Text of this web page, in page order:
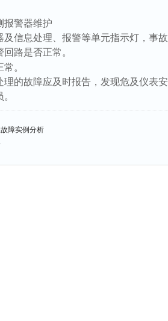
报警器维护
信息处理、报警等单元指示灯，事故
路是否正常。
。
的故障应及时报告，发现危及仪表
障实例分析